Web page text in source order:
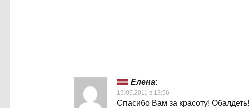
Елена:
19.05.2011 в 13:56
Спасибо Вам за красоту! Обалдеть!